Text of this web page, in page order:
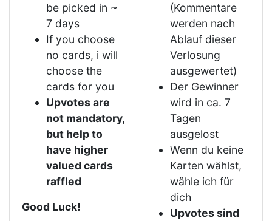
be picked in ~
7 days
If you choose
no cards, i will
choose the
cards for you
Upvotes are
not mandatory,
but help to
have higher
valued cards
raffled
Good Luck!
(Kommentare
werden nach
Ablauf dieser
Verlosung
ausgewertet)
Der Gewinner
wird in ca. 7
Tagen
ausgelost
Wenn du keine
Karten wählst,
wähle ich für
dich
Upvotes sind